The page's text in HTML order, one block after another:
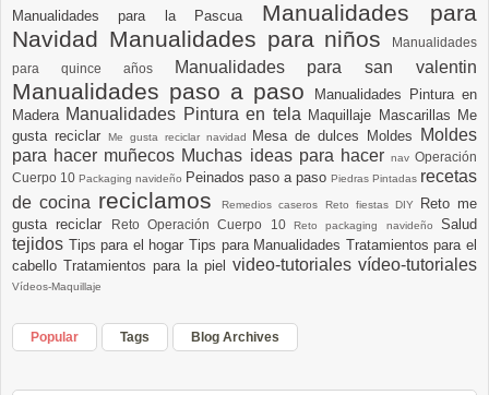
Manualidades para la Pascua Manualidades para
Navidad Manualidades para niños
Manualidades
para quince años
Manualidades para san valentin
Manualidades paso a paso
Manualidades Pintura en
Madera Manualidades Pintura en tela Maquillaje Mascarillas Me
gusta reciclar
Me gusta reciclar navidad Mesa de dulces Moldes
Moldes
para hacer muñecos Muchas ideas para hacer nav Operación
Cuerpo 10 Packaging navideño Peinados paso a paso Piedras Pintadas recetas
de cocina reciclamosRemedios caseros Reto fiestas DIY Reto me
gusta reciclar
Reto Operación Cuerpo 10Reto packaging navideñoSalud
tejidos Tips para el hogarTips para Manualidades Tratamientos para el
cabello Tratamientos para la piel video-tutoriales vídeo-tutoriales
Vídeos-Maquillaje
Popular Tags Blog Archives